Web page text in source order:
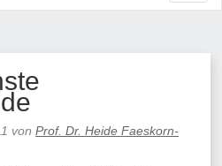
von Prof. Dr. Heide Faeskorn-